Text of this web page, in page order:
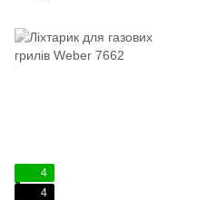
4
4